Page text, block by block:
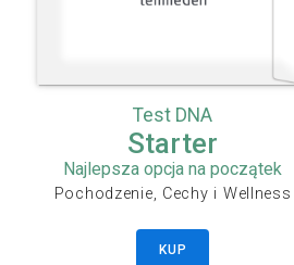
Test DNA
Starter
Najlepsza opcja na początek
Pochodzenie, Cechy i Wellness
KUP